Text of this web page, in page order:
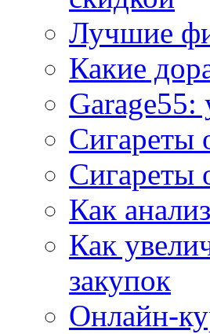
Лучшие
Какие
Garage55:
Сигареты
Сигареты
Как
Как
закупок
Онлайн-